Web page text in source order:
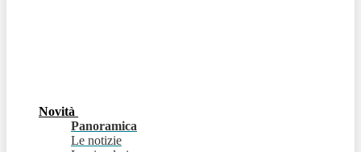
Novità
Panoramica
Le notizie